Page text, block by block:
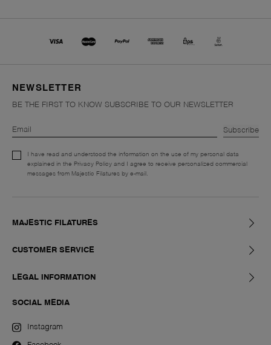
NEWSLETTER
BE THE FIRST TO KNOW SUBSCRIBE TO OUR NEWSLETTER
Subscribe
I have read and understood the information on the use of my personal data
explained in the Privacy Policy and I agree to receive personalized commercial
messages from Majestic Filatures by e-mail.
MAJESTIC FILATURES
CUSTOMER SERVICE
LEGAL INFORMATION
SOCIAL MEDIA
Instagram